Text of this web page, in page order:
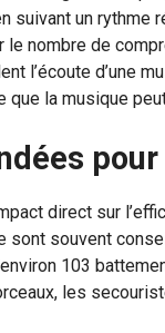
suivant un rythme
nombre de
l’écoute d’une
que la musique
direct sur
souvent
103
les